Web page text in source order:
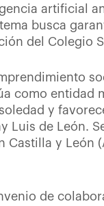
artificial
busca
del Colegio
como
y
Luis de León.
Castilla y León
de